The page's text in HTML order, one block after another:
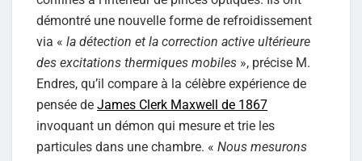
démontré une nouvelle forme de refroidissement
via « la détection et la correction active ultérieure
des excitations thermiques mobiles », précise M.
Endres, qu’il compare à la célèbre expérience de
pensée de James Clerk Maxwell de 1867
invoquant un démon qui mesure et trie les
particules dans une chambre. « Nous mesurons